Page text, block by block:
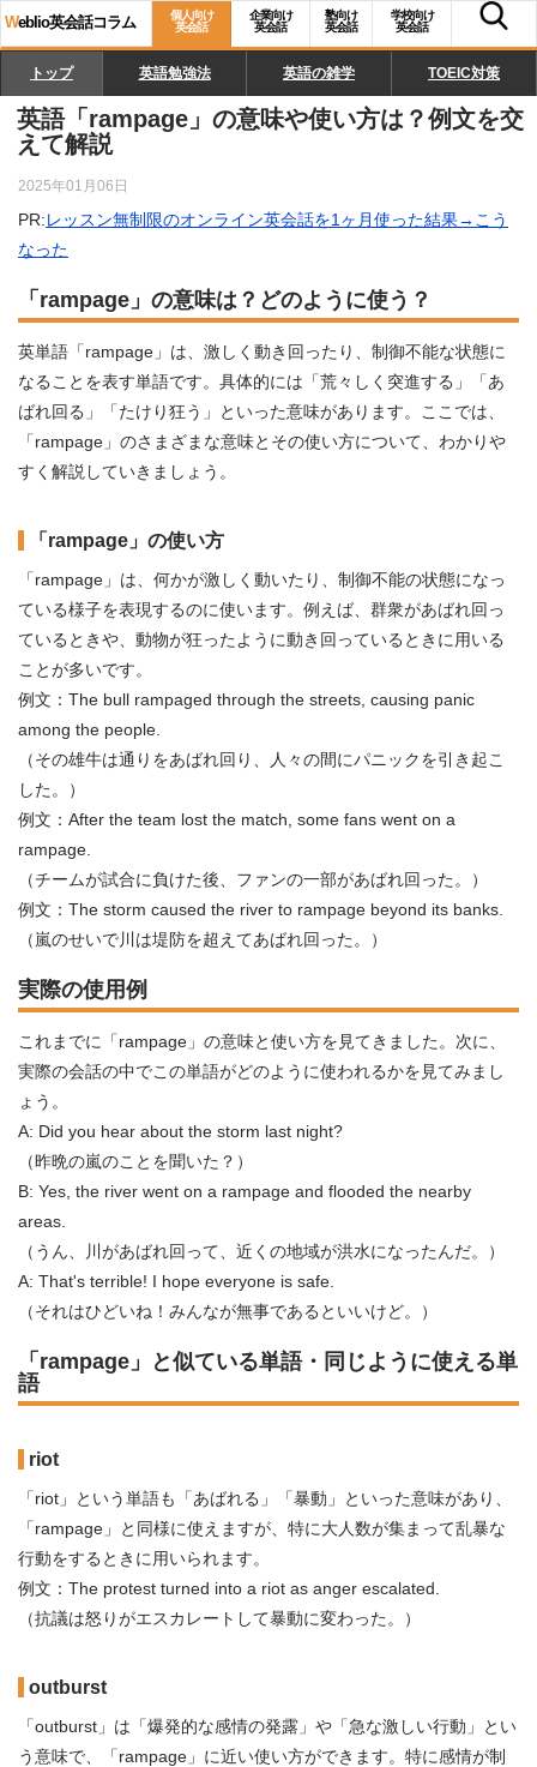
Weblio英会話コラム
個人向け
英会話
企業向け
英会話
塾向け
英会話
学校向け
英会話
トップ 英語勉強法 英語の雑学 TOEIC対策
英語「rampage」の意味や使い方は？例文を交
えて解説
2025年01月06日
PR:レッスン無制限のオンライン英会話を1ヶ月使った結果→こう
なった
「rampage」の意味は？どのように使う？
英単語「rampage」は、激しく動き回ったり、制御不能な状態に
なることを表す単語です。具体的には「荒々しく突進する」「あ
ばれ回る」「たけり狂う」といった意味があります。ここでは、
「rampage」のさまざまな意味とその使い方について、わかりや
すく解説していきましょう。
「rampage」の使い方
「rampage」は、何かが激しく動いたり、制御不能の状態になっ
ている様子を表現するのに使います。例えば、群衆があばれ回っ
ているときや、動物が狂ったように動き回っているときに用いる
ことが多いです。
例文：The bull rampaged through the streets, causing panic
among the people.
（その雄牛は通りをあばれ回り、人々の間にパニックを引き起こ
した。）
例文：After the team lost the match, some fans went on a
rampage.
（チームが試合に負けた後、ファンの一部があばれ回った。）
例文：The storm caused the river to rampage beyond its banks.
（嵐のせいで川は堤防を超えてあばれ回った。）
実際の使用例
これまでに「rampage」の意味と使い方を見てきました。次に、
実際の会話の中でこの単語がどのように使われるかを見てみまし
ょう。
A: Did you hear about the storm last night?
（昨晩の嵐のことを聞いた？）
B: Yes, the river went on a rampage and flooded the nearby
areas.
（うん、川があばれ回って、近くの地域が洪水になったんだ。）
A: That's terrible! I hope everyone is safe.
（それはひどいね！みんなが無事であるといいけど。）
「rampage」と似ている単語・同じように使える単
語
riot
「riot」という単語も「あばれる」「暴動」といった意味があり、
「rampage」と同様に使えますが、特に大人数が集まって乱暴な
行動をするときに用いられます。
例文：The protest turned into a riot as anger escalated.
（抗議は怒りがエスカレートして暴動に変わった。）
outburst
「outburst」は「爆発的な感情の発露」や「急な激しい行動」とい
う意味で、「rampage」に近い使い方ができます。特に感情が制